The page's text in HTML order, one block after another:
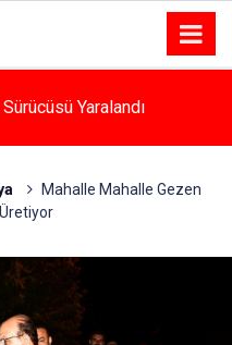
Yaralandı
Mahalle Mahalle Gezen